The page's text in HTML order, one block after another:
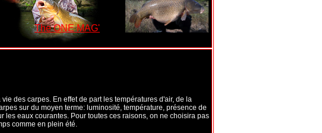
The ONE MAG'
des carpes. En effet de part les températures d'air, de la
sur du moyen terme: luminosité, température, présence de
eaux courantes. Pour toutes ces raisons, on ne choisira pas
comme en plein été.